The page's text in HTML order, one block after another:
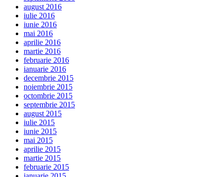
august 2016
iulie 2016
iunie 2016
mai 2016
aprilie 2016
martie 2016
februarie 2016
ianuarie 2016
decembrie 2015
noiembrie 2015
octombrie 2015
septembrie 2015
august 2015
iulie 2015
iunie 2015
mai 2015
aprilie 2015
martie 2015
februarie 2015